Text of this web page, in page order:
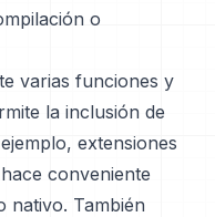
o
varias funciones y
la inclusión de
extensiones
conveniente
nativo. También